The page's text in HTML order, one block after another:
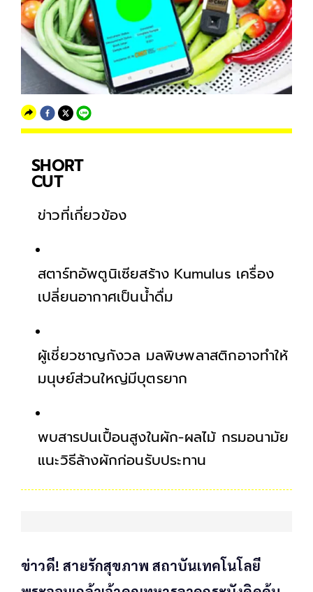
SHORT
CUT
ข่าวที่เกี่ยวข้อง
สตาร์ทอัพตูนิเซียสร้าง Kumulus เครื่อง
เปลี่ยนอากาศเป็นน้ำดื่ม
ผู้เชี่ยวชาญกังวล มลพิษพลาสติกอาจทำให้
มนุษย์ส่วนใหญ่มีบุตรยาก
พบสารปนเปื้อนสูงในผัก-ผลไม้ กรมอนามัย
แนะวิธีล้างผักก่อนรับประทาน
ข่าวดี! สายรักสุขภาพ สถาบันเทคโนโลยี